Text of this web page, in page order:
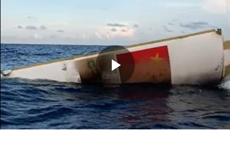
Memutarkan
Video